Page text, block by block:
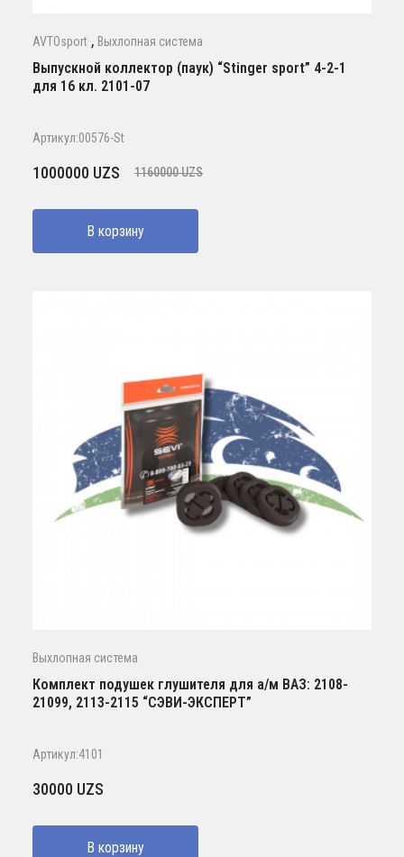
AVTOsport , Выхлопная система
Выпускной коллектор (паук) “Stinger sport” 4-2-1
для 16 кл. 2101-07
Артикул:00576-St
1160000UZS
Первоначальная
составляла
1160000 UZS.
1000000 UZS
Текущая
1000000 UZS.
В корзину
Выхлопная система
Комплект подушек глушителя для а/м ВАЗ: 2108-
21099, 2113-2115 “СЭВИ-ЭКСПЕРТ”
Артикул:4101
30000 UZS
В корзину